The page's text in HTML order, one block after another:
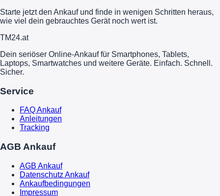
Starte jetzt den Ankauf und finde in wenigen Schritten heraus,
wie viel dein gebrauchtes Gerät noch wert ist.
TM24.at
Dein seriöser Online-Ankauf für Smartphones, Tablets,
Laptops, Smartwatches und weitere Geräte. Einfach. Schnell.
Sicher.
Service
FAQ Ankauf
Anleitungen
Tracking
AGB Ankauf
AGB Ankauf
Datenschutz Ankauf
Ankaufbedingungen
Impressum